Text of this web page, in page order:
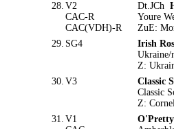
28. V2
CAC-R
CAC(VDH)-R
Dt.JCh
Youre
ZuE:
29. SG4 Irish
Ukraine/
Z:
30. V3 Classic
Classic
Z:
31. V1